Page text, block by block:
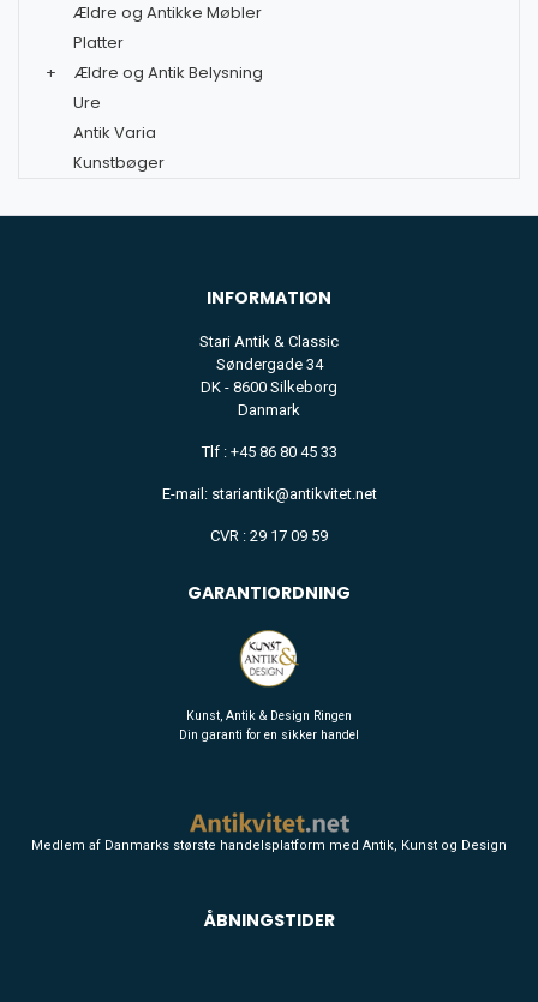
Ældre og Antikke Møbler
Platter
+
Ældre og Antik Belysning
Ure
Antik Varia
Kunstbøger
INFORMATION
Stari Antik & Classic
Søndergade 34
DK - 8600 Silkeborg
Danmark
Tlf : +45 86 80 45 33
E-mail: stariantik@antikvitet.net
CVR : 29 17 09 59
GARANTIORDNING
Kunst, Antik & Design Ringen
Din garanti for en sikker handel
Medlem af Danmarks største handelsplatform med Antik, Kunst og Design
ÅBNINGSTIDER